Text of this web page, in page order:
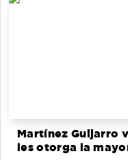
Martínez Guijarro
les otorga la